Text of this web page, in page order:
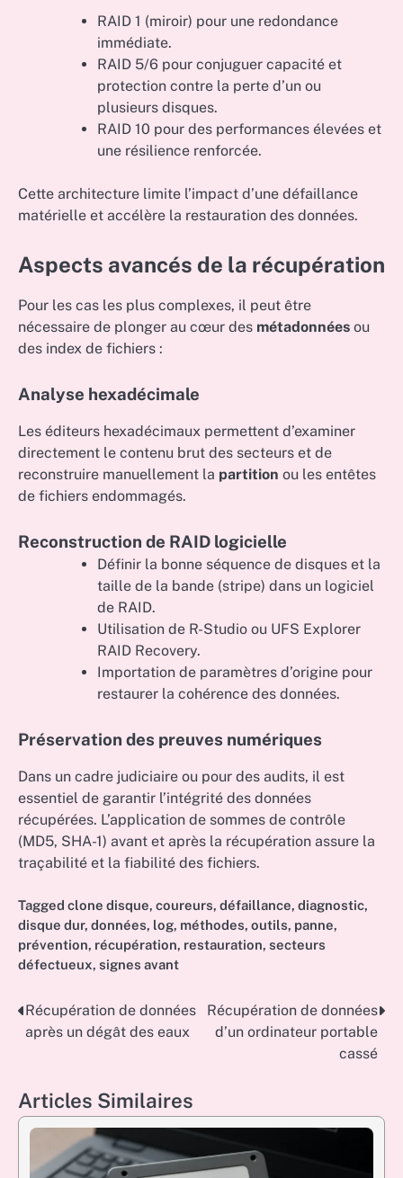
RAID 1 (miroir) pour une redondance
immédiate.
RAID 5/6 pour conjuguer capacité et
protection contre la perte d’un ou
plusieurs disques.
RAID 10 pour des performances élevées et
une résilience renforcée.
Cette architecture limite l’impact d’une défaillance
matérielle et accélère la restauration des données.
Aspects avancés de la récupération
Pour les cas les plus complexes, il peut être
nécessaire de plonger au cœur des métadonnées ou
des index de fichiers :
Analyse hexadécimale
Les éditeurs hexadécimaux permettent d’examiner
directement le contenu brut des secteurs et de
reconstruire manuellement la partition ou les entêtes
de fichiers endommagés.
Reconstruction de RAID logicielle
Définir la bonne séquence de disques et la
taille de la bande (stripe) dans un logiciel
de RAID.
Utilisation de R-Studio ou UFS Explorer
RAID Recovery.
Importation de paramètres d’origine pour
restaurer la cohérence des données.
Préservation des preuves numériques
Dans un cadre judiciaire ou pour des audits, il est
essentiel de garantir l’intégrité des données
récupérées. L’application de sommes de contrôle
(MD5, SHA-1) avant et après la récupération assure la
traçabilité et la fiabilité des fichiers.
Tagged clone disque, coureurs, défaillance, diagnostic,
disque dur, données, log, méthodes, outils, panne,
prévention, récupération, restauration, secteurs
défectueux, signes avant
Post
navigation
Récupération de données
après un dégât des eaux
Récupération de données
d’un ordinateur portable
cassé
Articles Similaires